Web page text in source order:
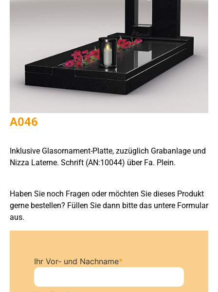
A046
Inklusive Glasornament-Platte, zuzüglich Grabanlage und
Nizza Laterne. Schrift (AN:10044) über Fa. Plein.
Haben Sie noch Fragen oder möchten Sie dieses Produkt
gerne bestellen? Füllen Sie dann bitte das untere Formular
aus.
Ihr Vor- und Nachname*